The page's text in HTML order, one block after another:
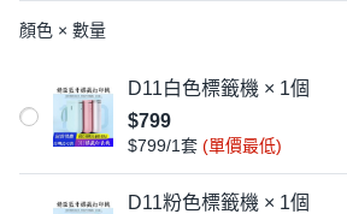
顏色 × 數量
D11白色標籤機 × 1個
$799
$799/1套 (單價最低)
D11粉色標籤機 × 1個